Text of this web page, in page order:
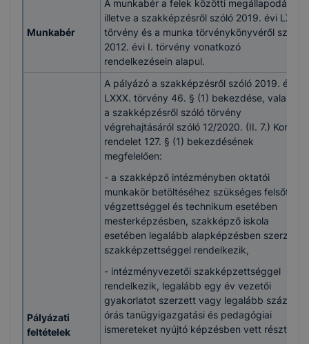
Munkabér
A munkabér a felek közötti megállapodáson,
illetve a szakképzésről szóló 2019. évi LXXX.
törvény és a munka törvénykönyvéről szóló
2012. évi I. törvény vonatkozó
rendelkezésein alapul.
Pályázati
feltételek
A pályázó a szakképzésről szóló 2019. évi
LXXX. törvény 46. § (1) bekezdése, valamint
a szakképzésről szóló törvény
végrehajtásáról szóló 12/2020. (II. 7.) Korm.
rendelet 127. § (1) bekezdésének
megfelelően:
- a szakképző intézményben oktatói
munkakör betöltéséhez szükséges felsőfokú
végzettséggel és technikum esetében
mesterképzésben, szakképző iskola
esetében legalább alapképzésben szerzett
szakképzettséggel rendelkezik,
- intézményvezetői szakképzettséggel
rendelkezik, legalább egy év vezetői
gyakorlatot szerzett vagy legalább százhúsz
órás tanügyigazgatási és pedagógiai
ismereteket nyújtó képzésben vett részt, és